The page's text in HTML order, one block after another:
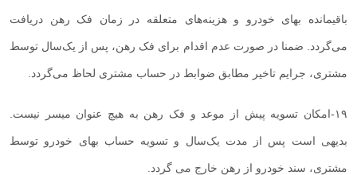
باقیمانده بهای خودرو و هزینه‌های متعلقه در زمان فک رهن دریافت
می‌گردد. ضمنا در صورت عدم اقدام برای فک رهن، پس از یک‌سال توسط
مشتری، جرایم تاخیر مطابق ضوابط در حساب مشتری لحاظ می‌گردد
۱۹-امکان تسویه پیش از موعد و فک رهن به هیچ عنوان میسر نیست.
بدیهی است پس از مدت یک‌سال و تسویه حساب بهای خودرو توسط
مشتری، سند خودرو از رهن خارج می گردد